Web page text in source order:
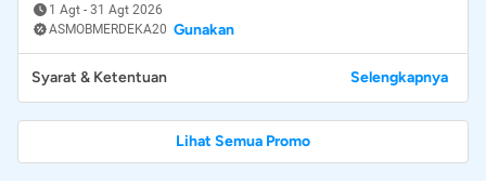
1 Agt - 31 Agt 2026
ASMOBMERDEKA20 Gunakan
Syarat & Ketentuan Selengkapnya
Lihat Semua Promo